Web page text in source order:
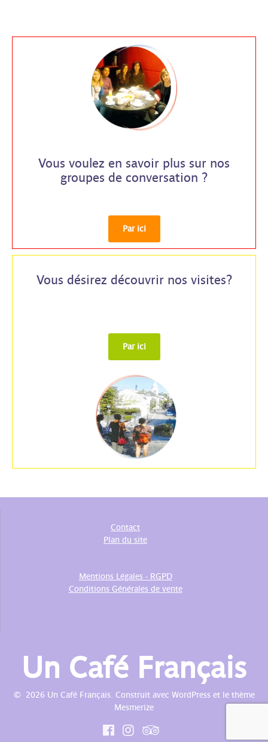
Vous voulez en savoir plus sur nos
groupes de conversation ?
Par ici
Vous désirez découvrir nos visites?
Par ici
Contact
Plan du site
Mentions Légales - RGPD
Conditions Générales de vente
Un Café Français
© 2026 Un Café Français. Construit avec WordPress et le thème
Mesmerize